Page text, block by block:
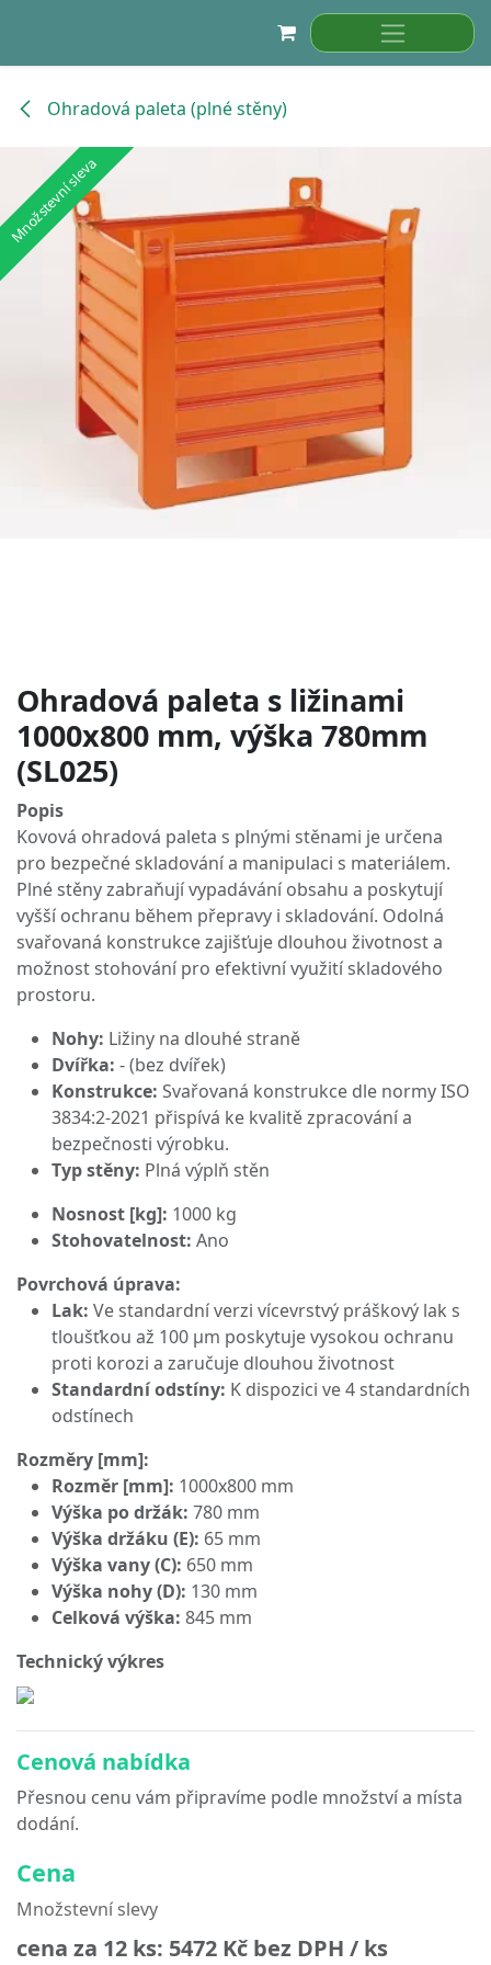
Ohradová paleta (plné stěny)
Množstevní sleva
Ohradová paleta s ližinami
1000x800 mm, výška 780mm
(SL025)
Popis
Kovová ohradová paleta s plnými stěnami je určena
pro bezpečné skladování a manipulaci s materiálem.
Plné stěny zabraňují vypadávání obsahu a poskytují
vyšší ochranu během přepravy i skladování. Odolná
svařovaná konstrukce zajišťuje dlouhou životnost a
možnost stohování pro efektivní využití skladového
prostoru.
Nohy: Ližiny na dlouhé straně
Dvířka: - (bez dvířek)
Konstrukce: Svařovaná konstrukce dle normy ISO
3834:2-2021 přispívá ke kvalitě zpracování a
bezpečnosti výrobku.
Typ stěny: Plná výplň stěn
Nosnost [kg]: 1000 kg
Stohovatelnost: Ano
Povrchová úprava:
Lak: Ve standardní verzi vícevrstvý práškový lak s
tloušťkou až 100 μm poskytuje vysokou ochranu
proti korozi a zaručuje dlouhou životnost
Standardní odstíny: K dispozici ve 4 standardních
odstínech
Rozměry [mm]:
Rozměr [mm]: 1000x800 mm
Výška po držák: 780 mm
Výška držáku (E): 65 mm
Výška vany (C): 650 mm
Výška nohy (D): 130 mm
Celková výška: 845 mm
Technický výkres
Cenová nabídka
Přesnou cenu vám připravíme podle množství a místa
dodání.
Cena
Množstevní slevy
cena za 12 ks: 5472 Kč bez DPH / ks